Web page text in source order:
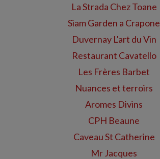
La Strada Chez Toane
Siam Garden a Crapone
Duvernay L'art du Vin
Restaurant Cavatello
Les Frères Barbet
Nuances et terroirs
Aromes Divins
CPH Beaune
Caveau St Catherine
Mr Jacques